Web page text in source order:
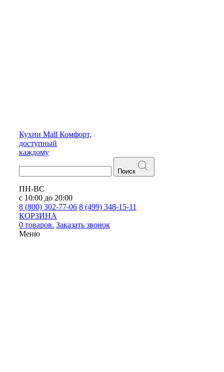
Кухни Mall Комфорт,
доступный
каждому
Поиск
ПН-ВС
с 10:00 до 20:00
8 (800) 302-77-06 8 (499) 348-15-11
КОРЗИНА
0 товаров. Заказать звонок
Меню